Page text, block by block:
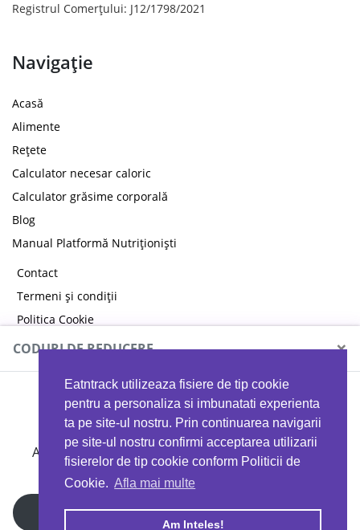
Eatntrack utilizeaza fisiere de tip cookie
pentru a personaliza si imbunatati experienta
ta pe site-ul nostru. Prin continuarea navigarii
pe site-ul nostru confirmi acceptarea utilizarii
fisierelor de tip cookie conform Politicii de
Cookie. Afla mai multe
Am Inteles!
Registrul Comerțului: J12/1798/2021
Navigație
Acasă
Alimente
Rețete
Calculator necesar caloric
Calculator grăsime corporală
Blog
Manual Platformă Nutriționiști
Contact
Termeni și condiții
Politica Cookie
Politica de confidențialitate
CODURI DE REDUCERE ×
MYPROTEIN
Ai 40%reducere la orice comandă folosind codul
EATTRACK
Profită acum